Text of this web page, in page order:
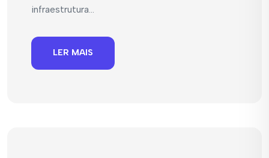
infraestrutura...
LER MAIS